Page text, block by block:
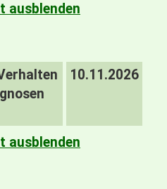
ausblenden
10.11.2026
ausblenden